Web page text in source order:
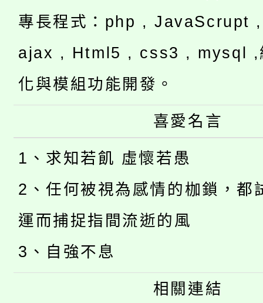
專長程式：php , JavaScrupt
ajax , Html5 , css3 , mysql ,
化與模組功能開發。
喜愛名言
1、求知若飢 虛懷若愚
2、任何被視為感情的枷鎖，都
運而捕捉指間流逝的風
3、自強不息
相關連結